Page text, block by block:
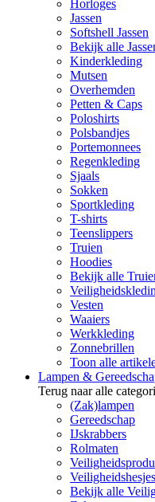
Horloges
Jassen
Softshell Jassen
Bekijk alle
Kinderkleding
Mutsen
Overhemden
Petten & Caps
Poloshirts
Polsbandjes
Portemonnees
Regenkleding
Sjaals
Sokken
Sportkleding
T-shirts
Teenslippers
Truien
Hoodies
Bekijk alle
Vesten
Waaiers
Werkkleding
Zonnebrillen
Toon alle
Lampen &
Terug naar alle
(Zak)lampen
Gereedschap
IJskrabbers
Rolmaten
Veiligheidshesjes
Bekijk alle